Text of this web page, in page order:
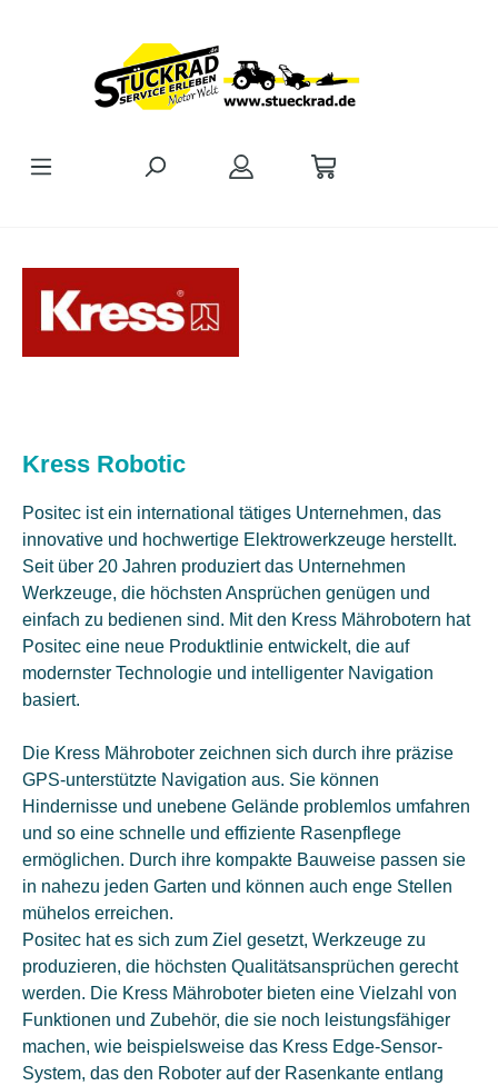
Kress Robotic
Positec ist ein international tätiges Unternehmen, das
innovative und hochwertige Elektrowerkzeuge herstellt.
Seit über 20 Jahren produziert das Unternehmen
Werkzeuge, die höchsten Ansprüchen genügen und
einfach zu bedienen sind. Mit den Kress Mährobotern hat
Positec eine neue Produktlinie entwickelt, die auf
modernster Technologie und intelligenter Navigation
basiert.
Die Kress Mähroboter zeichnen sich durch ihre präzise
GPS-unterstützte Navigation aus. Sie können
Hindernisse und unebene Gelände problemlos umfahren
und so eine schnelle und effiziente Rasenpflege
ermöglichen. Durch ihre kompakte Bauweise passen sie
in nahezu jeden Garten und können auch enge Stellen
mühelos erreichen.
Positec hat es sich zum Ziel gesetzt, Werkzeuge zu
produzieren, die höchsten Qualitätsansprüchen gerecht
werden. Die Kress Mähroboter bieten eine Vielzahl von
Funktionen und Zubehör, die sie noch leistungsfähiger
machen, wie beispielsweise das Kress Edge-Sensor-
System, das den Roboter auf der Rasenkante entlang